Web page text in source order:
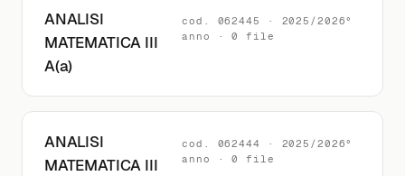
ANALISI
MATEMATICA III
A(a)
cod. 062445 · 2025/2026°
anno · 0 file
ANALISI
MATEMATICA III
cod. 062444 · 2025/2026°
anno · 0 file